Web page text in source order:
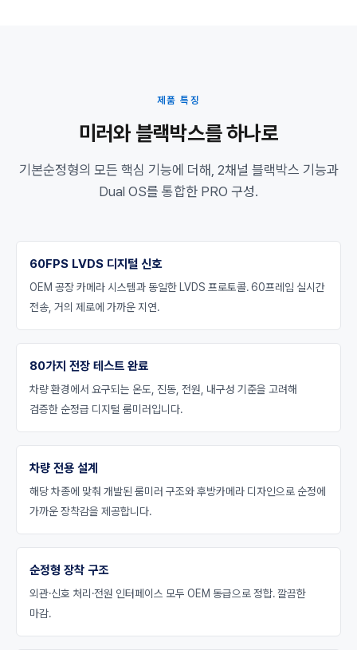
제품 특징
미러와 블랙박스를 하나로
기본순정형의 모든 핵심 기능에 더해, 2채널 블랙박스 기능과
Dual OS를 통합한 PRO 구성.
60FPS LVDS 디지털 신호
OEM 공장 카메라 시스템과 동일한 LVDS 프로토콜. 60프레임 실시간
전송, 거의 제로에 가까운 지연.
80가지 전장 테스트 완료
차량 환경에서 요구되는 온도, 진동, 전원, 내구성 기준을 고려해
검증한 순정급 디지털 룸미러입니다.
차량 전용 설계
해당 차종에 맞춰 개발된 룸미러 구조와 후방카메라 디자인으로 순정에
가까운 장착감을 제공합니다.
순정형 장착 구조
외관·신호 처리·전원 인터페이스 모두 OEM 동급으로 정합. 깔끔한
마감.